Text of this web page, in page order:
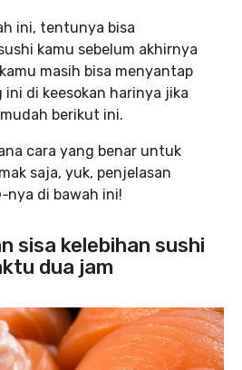
ini, tentunya bisa
kamu sebelum akhirnya
masih bisa menyantap
ini di keesokan harinya jika
berikut ini.
cara yang benar untuk
saja, yuk, penjelasan
nya di bawah ini!
sisa kelebihan sushi
dua jam